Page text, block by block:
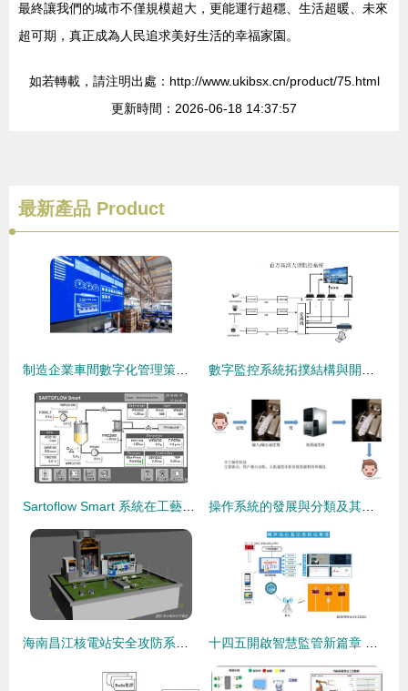
最終讓我們的城市不僅規模超大，更能運行超穩、生活超暖、未來
超可期，真正成為人民追求美好生活的幸福家園。
如若轉載，請注明出處：http://www.ukibsx.cn/product/75.html
更新時間：2026-06-18 14:37:57
最新產品 Product
制造企業車間數字化管理策略與數字監控系統開發實踐 數字監控系統拓撲結構與開發詳解
Sartoflow Smart 系統在工藝開發中的集成化數字監控 構建高效透明的切向流處理生態 操作系統的發展與分類及其在數字監控系統開發中的應用
海南昌江核電站安全攻防系統與數字監控系統開發實踐 十四五開啟智慧監管新篇章 揚塵環境監測系統的發展方向